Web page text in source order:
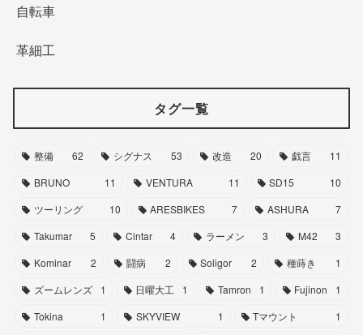
自転車
革細工
タグ一覧
整備 62 シグナス 53 改造 20 戯言
11
BRUNO
11 VENTURA 11 SD15
10
ツーリング
10 ARESBIKES 7 ASHURA
7
Takumar
5 Cintar 4 ラーメン 3 M42
3
Kominar
2 闘病 2 Soligor 2 種蒔き
1
ズームレンズ
1 日曜大工 1 Tamron 1 Fujinon
1
Tokina
1 SKYVIEW 1 Tマウント
1